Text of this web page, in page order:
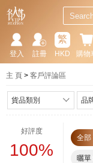
購物
繁
HKD
註冊
登入
主 頁 客戶評論區
貨品類別 品
好評度
100%
全部
曬單